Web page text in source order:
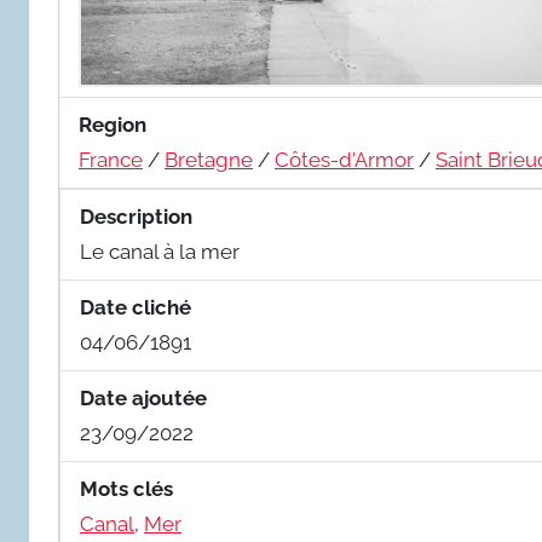
Region
France / Bretagne / Côtes-d'Armor / Saint
Description
Le canal à la mer
Date cliché
04/06/1891
Date ajoutée
23/09/2022
Mots clés
Canal, Mer